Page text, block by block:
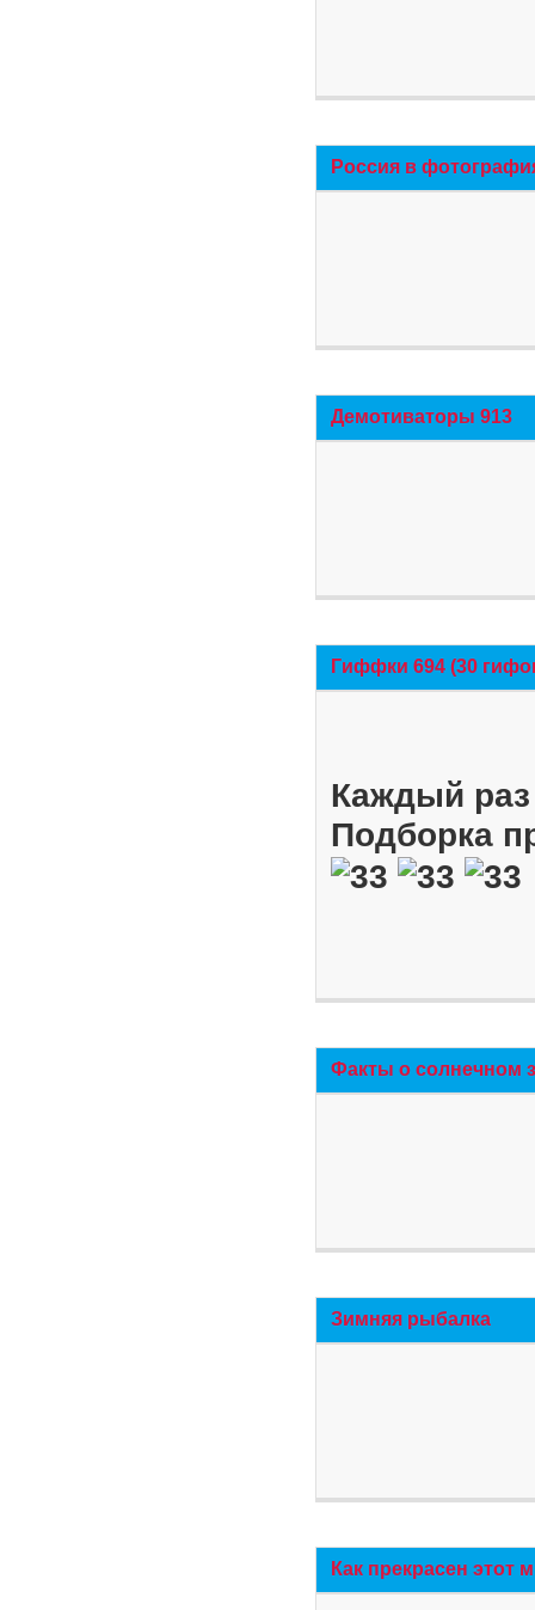
Россия в
Демотиваторы 913
Гиффки 694 (30
Каждый
Подборка
Факты о солнечном
Зимняя рыбалка
Как прекрасен этот